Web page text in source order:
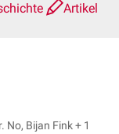
Artikel
Dr. No, Bijan Fink + 1